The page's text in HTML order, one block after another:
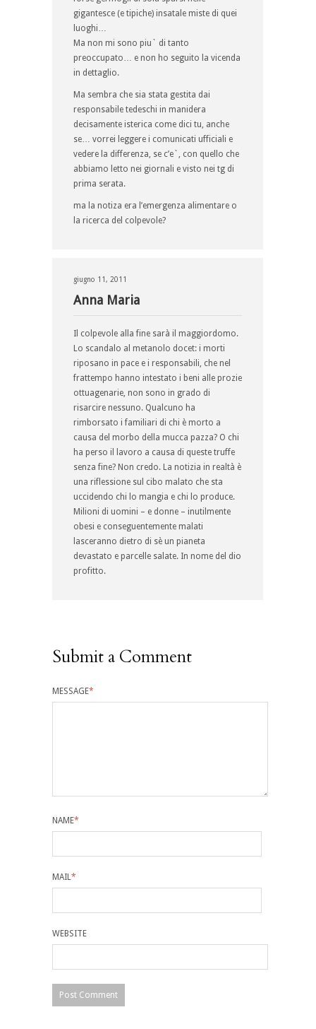
gigantesce (e tipiche) insatale miste di quei
luoghi…
Ma non mi sono piu` di tanto
preoccupato… e non ho seguito la vicenda
in dettaglio.
Ma sembra che sia stata gestita dai
responsabile tedeschi in manidera
decisamente isterica come dici tu, anche
se… vorrei leggere i comunicati ufficiali e
vedere la differenza, se c’e`, con quello che
abbiamo letto nei giornali e visto nei tg di
prima serata.
ma la notiza era l’emergenza alimentare o
la ricerca del colpevole?
giugno 11, 2011
Anna Maria
Il colpevole alla fine sarà il maggiordomo.
Lo scandalo al metanolo docet: i morti
riposano in pace e i responsabili, che nel
frattempo hanno intestato i beni alle prozie
ottuagenarie, non sono in grado di
risarcire nessuno. Qualcuno ha
rimborsato i familiari di chi è morto a
causa del morbo della mucca pazza? O chi
ha perso il lavoro a causa di queste truffe
senza fine? Non credo. La notizia in realtà è
una riflessione sul cibo malato che sta
uccidendo chi lo mangia e chi lo produce.
Milioni di uomini – e donne – inutilmente
obesi e conseguentemente malati
lasceranno dietro di sè un pianeta
devastato e parcelle salate. In nome del dio
profitto.
Submit a Comment
MESSAGE*
NAME*
MAIL *
WEBSITE